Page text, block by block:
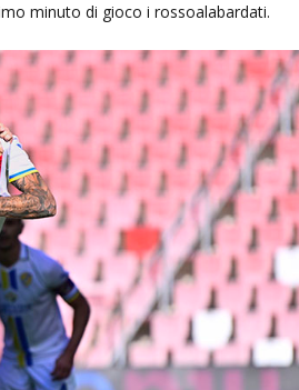
minuto di gioco i rossoalabardati.